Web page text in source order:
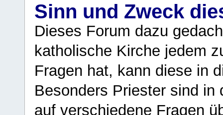
Sinn und Zweck
Dieses Forum dazu
katholische Kirche jedem
Fragen hat, kann diese in
Besonders Priester sind in
auf verschiedene Fragen